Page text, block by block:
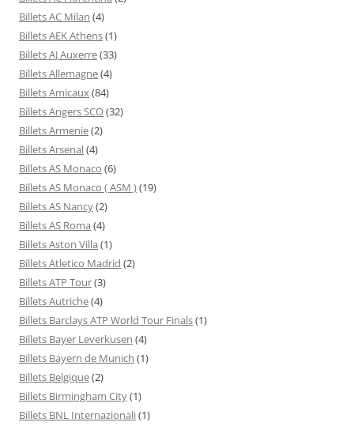
Billets AC Milan (4)
Billets AEK Athens(1)
Billets AJ Auxerre(33)
Billets Allemagne(4)
Billets Amicaux(84)
Billets Angers SCO(32)
Billets Armenie(2)
Billets Arsenal(4)
Billets AS Monaco (6)
Billets AS Monaco ( ASM )(19)
Billets AS Nancy(2)
Billets AS Roma (4)
Billets Aston Villa (1)
Billets Atletico Madrid (2)
Billets ATP Tour(3)
Billets Autriche(4)
Billets Barclays ATP World Tour Finals(1)
Billets Bayer Leverkusen (4)
Billets Bayern de Munich (1)
Billets Belgique(2)
Billets Birmingham City(1)
Billets BNL Internazionali(1)